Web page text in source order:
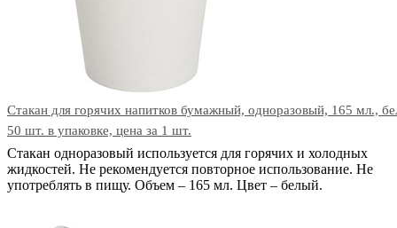
Стакан для горячих напитков бумажный, одноразовый, 165 мл.,
50 шт. в упаковке, цена за 1 шт.
Стакан одноразовый используется для горячих и холодных
жидкостей. Не рекомендуется повторное использование. Не
употреблять в пищу. Объем – 165 мл. Цвет – белый.